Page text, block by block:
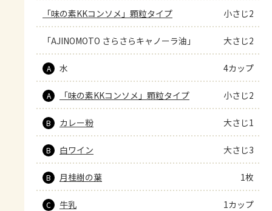
「味の素KKコンソメ」顆粒タイプ 小さじ2
「AJINOMOTO さらさらキャノーラ油」 大さじ2
A 水 4カップ
A 「味の素KKコンソメ」顆粒タイプ 小さじ2
B カレー粉 大さじ1
B 白ワイン 大さじ3
B 月桂樹の葉 1枚
C 牛乳 1カップ